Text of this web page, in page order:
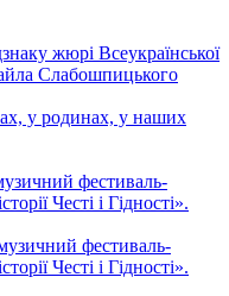
жюрі Всеукраїнської
Слабошпицького
у родинах, у наших
фестиваль-
Честі і Гідності».
фестиваль-
Честі і Гідності».